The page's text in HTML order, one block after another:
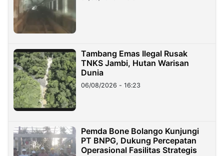
Tambang Emas Ilegal Rusak
TNKS Jambi, Hutan Warisan
Dunia
06/08/2026 - 16:23
Pemda Bone Bolango Kunjungi
PT BNPG, Dukung Percepatan
Operasional Fasilitas Strategis